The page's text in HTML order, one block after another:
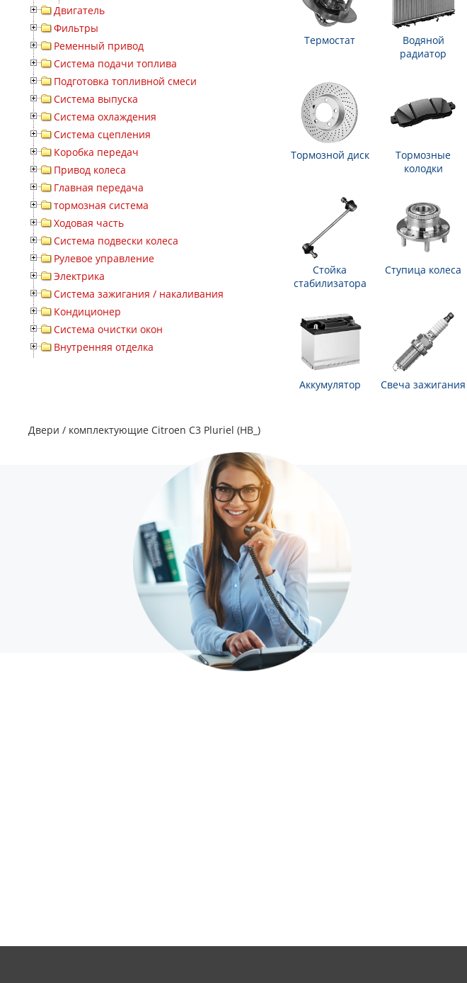
Двигатель
Фильтры
Ременный привод
Система подачи топлива
Подготовка топливной смеси
Система выпуска
Система охлаждения
Система сцепления
Коробка передач
Привод колеса
Главная передача
тормозная система
Ходовая часть
Система подвески колеса
Рулевое управление
Электрика
Система зажигания / накаливания
Кондиционер
Система очистки окон
Внутренняя отделка
Термостат
Водяной
радиатор
Тормозной диск
Тормозные
колодки
Стойка
стабилизатора
Ступица колеса
Аккумулятор Свеча зажигания
Двери / комплектующие Citroen C3 Pluriel (HB_)